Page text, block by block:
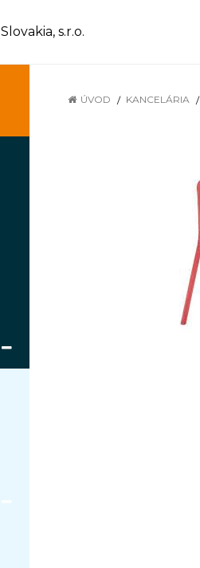
Slovakia, s.r.o.
ÚVOD KANCELÁRIA